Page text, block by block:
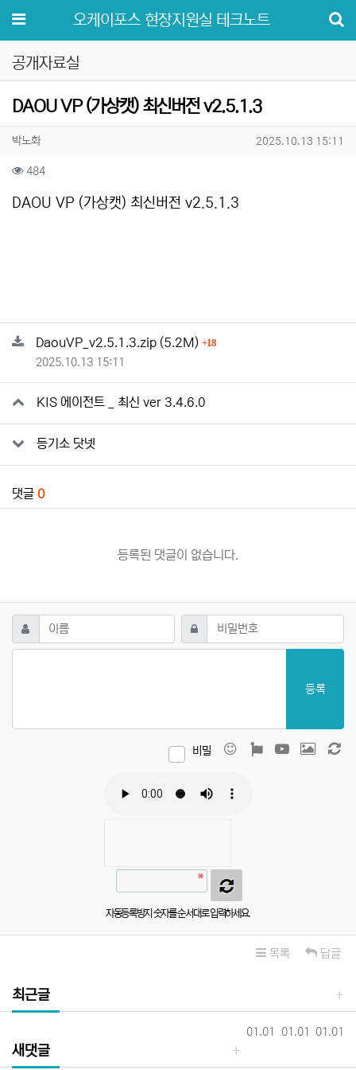
메뉴 오케이포스 현장지원실 테크노트
공개자료실
DAOU VP (가상캣) 최신버전 v2.5.1.3
작성자 정보
박노화작성 작성일
2025.10.13 15:11
컨텐츠 정보
484조회
본문
DAOU VP (가상캣) 최신버전 v2.5.1.3
관련자료DaouVP_v2.5.1.3.zip 파일크기
(5.2M) 18회 다운로드
등록일
2025.10.13 15:11
KIS 에이전트 _ 최신 ver 3.4.6.0
등기소 닷넷
댓글 0
등록된 댓글이 없습니다.
댓글쓰기
이름 필수 비밀번호필수
등록
비밀 이모티콘폰트어썸동영상 이미지
자동등록방지 숫자를 순서대로 입력하세요.
목록 답글
최근글
등록일
01.01
등록일
01.01
등록일
01.01
새댓글